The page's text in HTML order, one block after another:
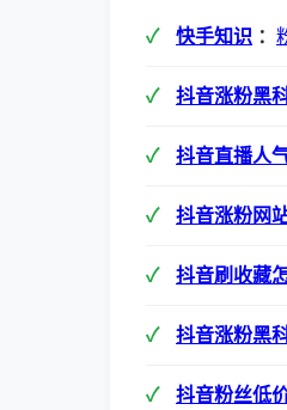
快手知识 ：
抖音涨粉黑
抖音直播人
抖音涨粉网
抖音刷收藏
抖音涨粉黑
抖音粉丝低